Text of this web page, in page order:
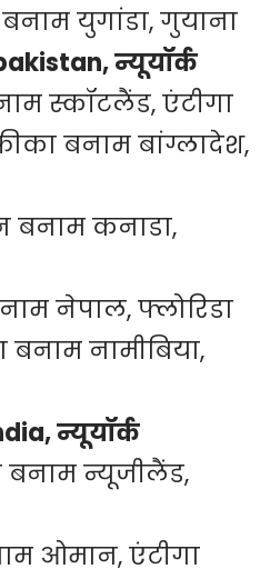
युगांडा, गुयाना
न्यूयॉर्क
स्कॉटलैंड, एंटीगा
बनाम बांग्लादेश,
बनाम कनाडा,
नेपाल, फ्लोरिडा
बनाम नामीबिया,
न्यूयॉर्क
बनाम न्यूजीलैंड,
ओमान, एंटीगा